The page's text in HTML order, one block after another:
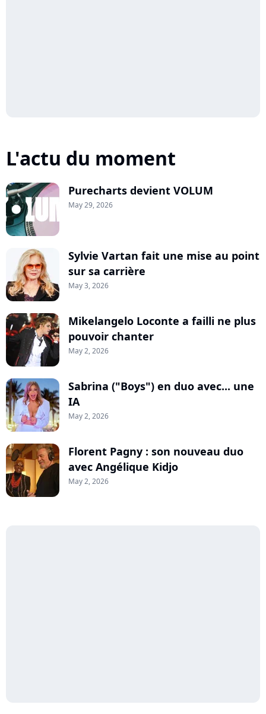
L'actu du moment
Purecharts devient VOLUM
May 29, 2026
Sylvie Vartan fait une mise au point
sur sa carrière
May 3, 2026
Mikelangelo Loconte a failli ne plus
pouvoir chanter
May 2, 2026
Sabrina ("Boys") en duo avec... une
IA
May 2, 2026
Florent Pagny : son nouveau duo
avec Angélique Kidjo
May 2, 2026